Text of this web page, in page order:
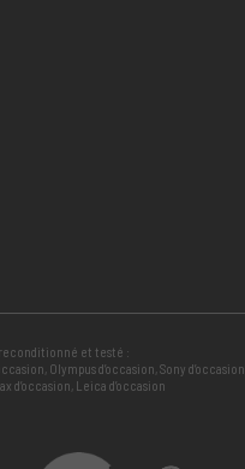
et testé :
, Olympus d’occasion,Sony d’occasion
d’occasion, Leica d’occasion